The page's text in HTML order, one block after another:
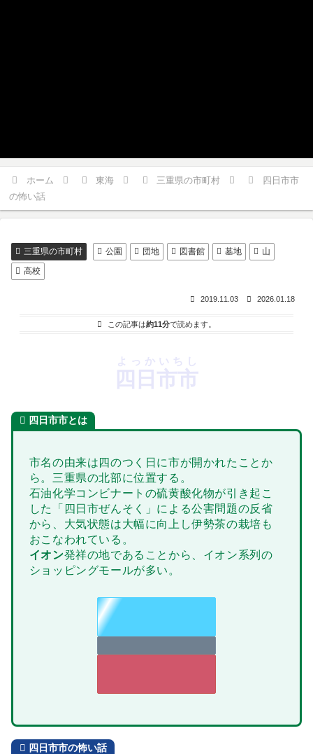
ホーム 東海 三重県の市町村
四日市市
の怖い話
三重県の市町村 公園 団地 図書館 墓地
山
高校
2019.11.03 2026.01.18
この記事は約11分で読めます。
四日市市
よっかいちし
四日市市とは
市名の由来は四のつく日に市が開かれたことか
ら。三重県の北部に位置する。
石油化学コンビナートの硫黄酸化物が引き起こ
した「四日市ぜんそく」による公害問題の反省
から、大気状態は大幅に向上し伊勢茶の栽培も
おこなわれている。
イオン発祥の地であることから、イオン系列の
ショッピングモールが多い。
四日市市の怖い話